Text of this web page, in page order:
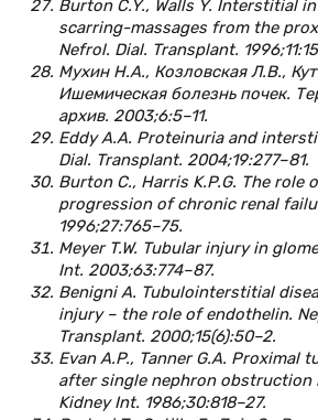
Burton C.Y., Walls Y. Interstitial
scarring-massages from the
Nefrol. Dial. Transplant.
Мухин Н.А., Козловская Л.В.,
Ишемическая болезнь почек.
архив. 2003;6:5–11.
Eddy А.А. Proteinuria and
Dial. Transplant. 2004;19:277–81.
Burton C., Harris K.P.G. The role
progression of chronic renal
1996;27:765–75.
Meyer T.W. Tubular injury in
Int. 2003;63:774–87.
Benigni A. Tubulointerstitial
injury – the role of endothelin.
Transplant. 2000;15(6):50–2.
Evan A.P., Tanner G.A. Proximal
after single nephron obstruction
Kidney Int. 1986;30:818–27.